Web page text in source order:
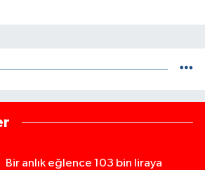
Bir anlık eğlence 103 bin liraya